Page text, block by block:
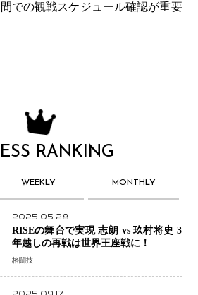
での観戦スケジュール確認が重要
RANKING
WEEKLY MONTHLY
2025.05.28
RISEの舞台で実現 志朗 vs 玖村将史 3
年越しの再戦は世界王座戦に！
格闘技